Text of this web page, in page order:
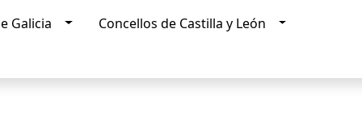
Galicia Concellos de Galicia
Concellos de Castilla y León
Concellos de